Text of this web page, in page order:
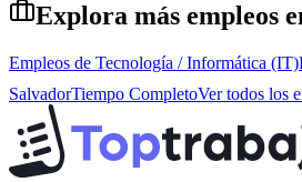
Explora más empleos
Empleos de Tecnología / Informática (IT)
SalvadorTiempo CompletoVer todos los